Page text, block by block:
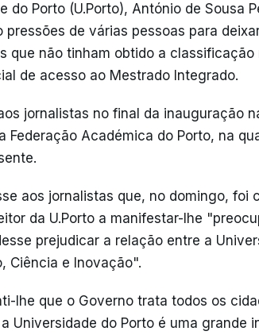
do Porto (U.Porto), António de Sousa
de várias pessoas para
que não tinham obtido a classificação
de acesso ao Mestrado Integrado.
jornalistas no final da inauguração
Federação Académica do Porto, na
aos jornalistas que, no domingo, foi
da U.Porto a manifestar-lhe
prejudicar a relação entre a
Ciência e Inovação".
lhe que o Governo trata todos os
Universidade do Porto é uma grande